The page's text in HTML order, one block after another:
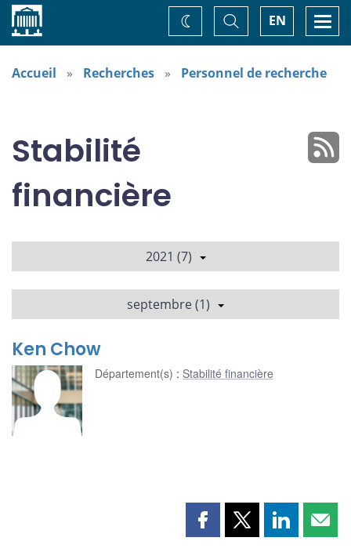
Accueil EN
Basculer
la
recherche
Changez
de
thème
Accueil Recherches Personnel de recherche
Stabilité
financière
2021 (7)
septembre (1)
Ken Chow
Département(s) : Stabilité financière
PartagerPartagerPartager